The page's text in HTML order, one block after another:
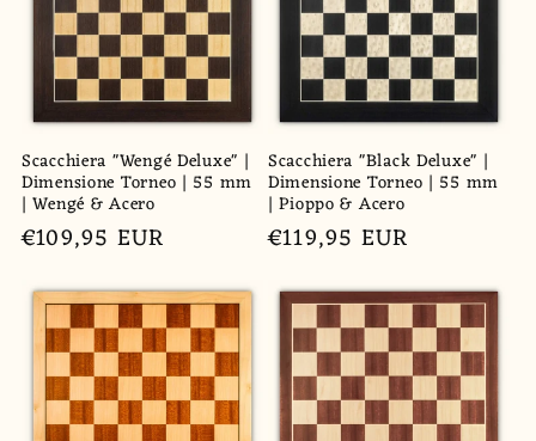
Scacchiera "Wengé Deluxe" |
Dimensione Torneo | 55 mm
| Wengé & Acero
Prezzo
listino
€109,95 EUR
Scacchiera "Black Deluxe" |
Dimensione Torneo | 55 mm
| Pioppo & Acero
Prezzo
listino
€119,95 EUR